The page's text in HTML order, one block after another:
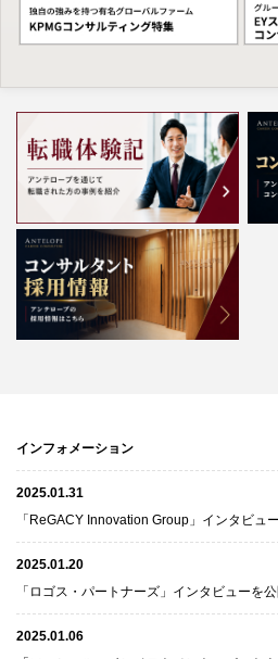
インフォメーション
2025.01.31
「ReGACY Innovation Group」インタビュ
2025.01.20
「ロゴス・パートナーズ」インタビューを
2025.01.06